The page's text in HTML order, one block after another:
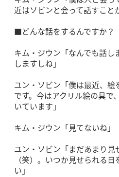
近はソビンと会って話すこと
■どんな話をするんですか？
キム・ジウン「なんでも話
しますしね」
ユン・ソビン「僕は最近、
です。今はアクリル絵の具で
いています」
キム・ジウン「見てないね」
ユン・ソビン「まだあまり見
（笑）。いつか見せられる
い」